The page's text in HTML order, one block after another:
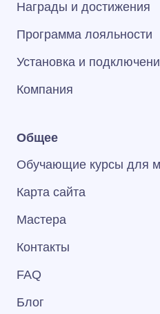
Награды и достижения
Программа лояльности
Установка и
Компания
Общее
Обучающие курсы для
Карта сайта
Мастера
Контакты
FAQ
Блог